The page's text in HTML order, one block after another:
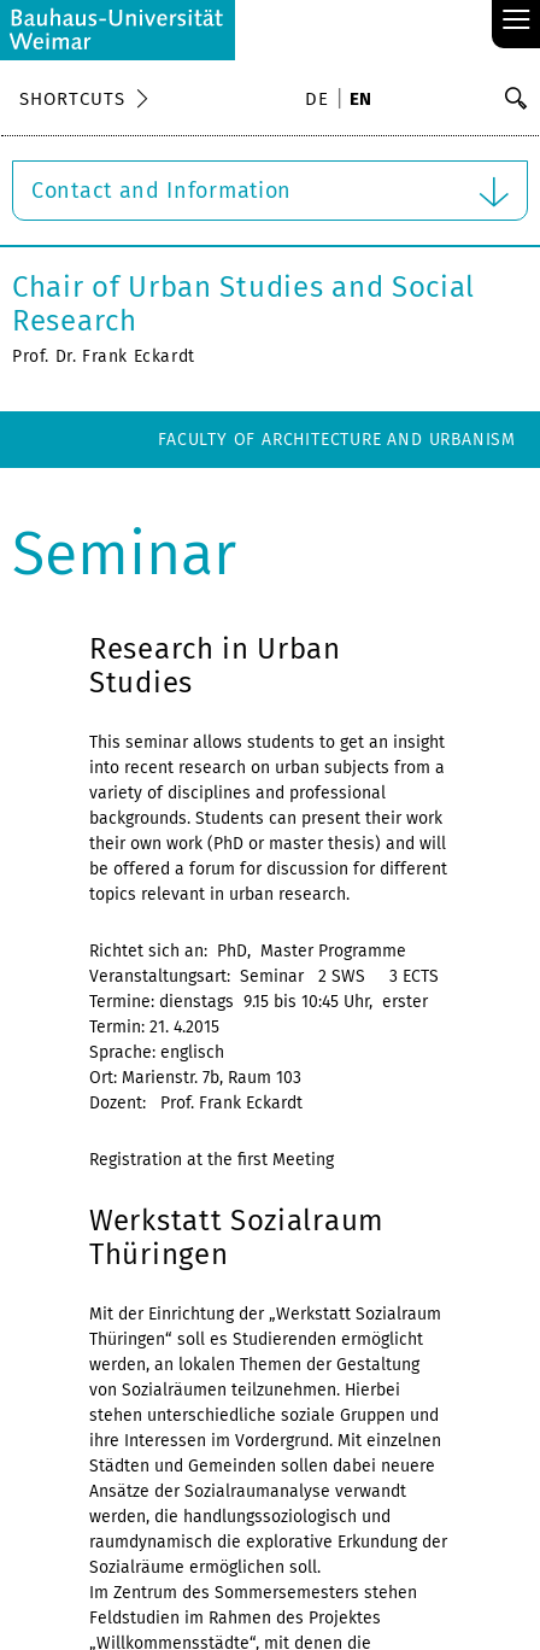
≡
SHORTCUTS DE EN
Contact and Information
Chair of Urban Studies and Social
Research
Prof. Dr. Frank Eckardt
FACULTY OF ARCHITECTURE AND URBANISM
Seminar
Research in Urban
Studies
This seminar allows students to get an insight
into recent research on urban subjects from a
variety of disciplines and professional
backgrounds. Students can present their work
their own work (PhD or master thesis) and will
be offered a forum for discussion for different
topics relevant in urban research.
Richtet sich an: PhD, Master Programme
Veranstaltungsart: Seminar 2 SWS 3 ECTS
Termine: dienstags 9.15 bis 10:45 Uhr, erster
Termin: 21. 4.2015
Sprache: englisch
Ort: Marienstr. 7b, Raum 103
Dozent: Prof. Frank Eckardt
Registration at the first Meeting
Werkstatt Sozialraum
Thüringen
Mit der Einrichtung der „Werkstatt Sozialraum
Thüringen“ soll es Studierenden ermöglicht
werden, an lokalen Themen der Gestaltung
von Sozialräumen teilzunehmen. Hierbei
stehen unterschiedliche soziale Gruppen und
ihre Interessen im Vordergrund. Mit einzelnen
Städten und Gemeinden sollen dabei neuere
Ansätze der Sozialraumanalyse verwandt
werden, die handlungssoziologisch und
raumdynamisch die explorative Erkundung der
Sozialräume ermöglichen soll.
Im Zentrum des Sommersemesters stehen
Feldstudien im Rahmen des Projektes
„Willkommensstädte“, mit denen die